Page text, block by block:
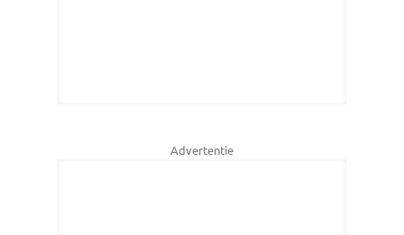
Advertentie